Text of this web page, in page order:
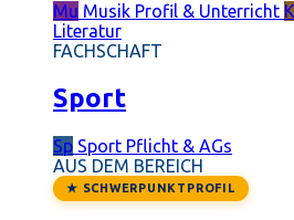
Mu Musik Profil & Unterricht
Literatur
FACHSCHAFT
Sport
Sp Sport Pflicht & AGs
AUS DEM BEREICH
★ SCHWERPUNKTPROFIL